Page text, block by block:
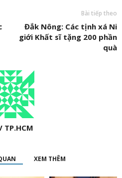
Bài tiếp theo
Đắk Nông: Các tịnh xá Ni
giới Khất sĩ tặng 200 phần
quà
TP.HCM
XEM THÊM